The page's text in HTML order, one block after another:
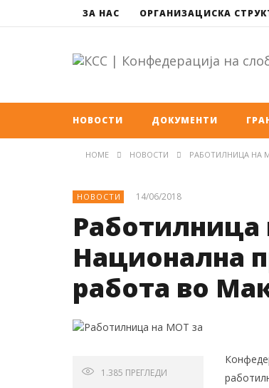
ЗА НАС ОРГАНИЗАЦИСКА
НОВОСТИ ДОКУМЕНТИ
HOME НОВОСТИ РАБОТИЛНИЦА НА
НОВОСТИ 14/06/2018
Работилница
Национална
работа во
1.385 ПРЕГЛЕДИ